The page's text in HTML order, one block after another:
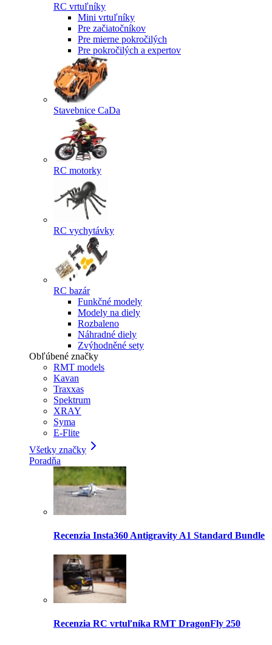
RC vrtuľníky
Mini vrtuľníky
Pre začiatočníkov
Pre mierne pokročilých
Pre pokročilých a expertov
Stavebnice CaDa
RC motorky
RC vychytávky
RC bazár
Funkčné modely
Modely na diely
Rozbaleno
Náhradné diely
Zvýhodněné sety
Obľúbené značky
RMT models
Kavan
Traxxas
Spektrum
XRAY
Syma
E-Flite
Všetky značky
Poradňa
Recenzia Insta360 Antigravity A1 Standard Bundle
Recenzia RC vrtuľníka RMT DragonFly 250